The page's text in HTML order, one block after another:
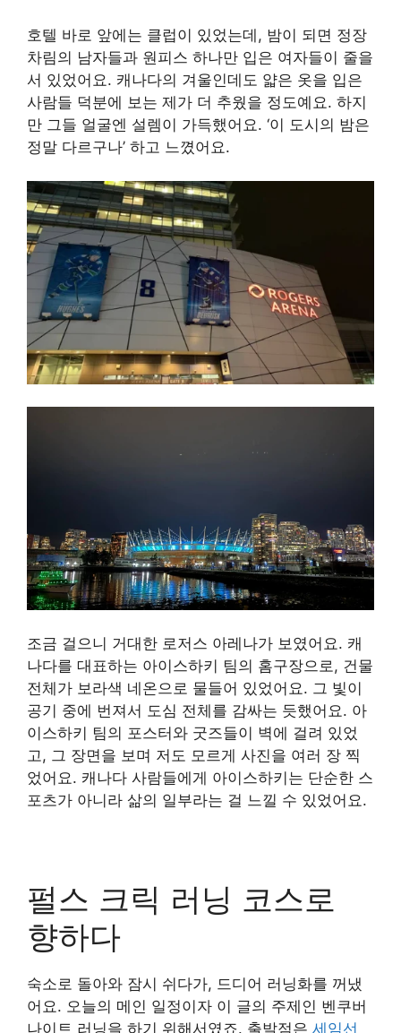
호텔 바로 앞에는 클럽이 있었는데, 밤이 되면 정장
차림의 남자들과 원피스 하나만 입은 여자들이 줄을
서 있었어요. 캐나다의 겨울인데도 얇은 옷을 입은
사람들 덕분에 보는 제가 더 추웠을 정도예요. 하지
만 그들 얼굴엔 설렘이 가득했어요. ‘이 도시의 밤은
정말 다르구나’ 하고 느꼈어요.
조금 걸으니 거대한 로저스 아레나가 보였어요. 캐
나다를 대표하는 아이스하키 팀의 홈구장으로, 건물
전체가 보라색 네온으로 물들어 있었어요. 그 빛이
공기 중에 번져서 도심 전체를 감싸는 듯했어요. 아
이스하키 팀의 포스터와 굿즈들이 벽에 걸려 있었
고, 그 장면을 보며 저도 모르게 사진을 여러 장 찍
었어요. 캐나다 사람들에게 아이스하키는 단순한 스
포츠가 아니라 삶의 일부라는 걸 느낄 수 있었어요.
펄스 크릭 러닝 코스로
향하다
숙소로 돌아와 잠시 쉬다가, 드디어 러닝화를 꺼냈
어요. 오늘의 메인 일정이자 이 글의 주제인 벤쿠버
나이트 러닝을 하기 위해서였죠. 출발점은 세임선